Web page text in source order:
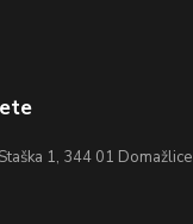
1, 344 01 Domažlice